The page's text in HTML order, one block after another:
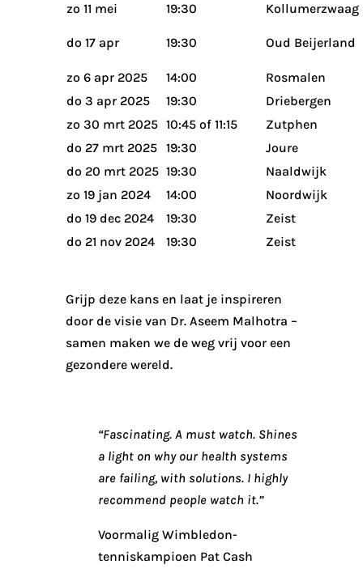
zo 11 mei 19:30 Kollumerzwaag
do 17 apr 19:30 Oud Beijerland
zo 6 apr 2025 14:00
Rosmalen
do 3 apr 2025
19:30
Driebergen
zo 30 mrt 2025 10:45 of 11:15
Zutphen
do 27 mrt 2025 19:30
Joure
do 20 mrt 2025 19:30
Naaldwijk
zo 19 jan 2024
14:00
Noordwijk
do 19 dec 2024
19:30
Zeist
do 21 nov 2024
19:30 Zeist
Grijp deze kans en laat je inspireren
door de visie van Dr. Aseem Malhotra –
samen maken we de weg vrij voor een
gezondere wereld.
“Fascinating. A must watch. Shines
a light on why our health systems
are failing, with solutions. I highly
recommend people watch it.”
Voormalig Wimbledon-
tenniskampioen Pat Cash